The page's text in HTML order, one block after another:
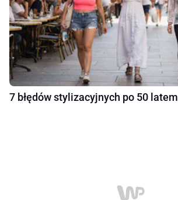
7 błędów stylizacyjnych po 50 latem